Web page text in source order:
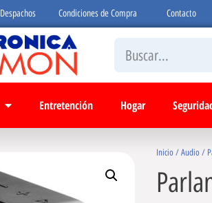
Despachos Condiciones de Compra Contacto
Entretención Hogar
Inicio /Audio /